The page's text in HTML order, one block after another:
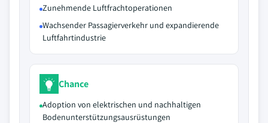
Zunehmende Luftfrachtoperationen
Wachsender Passagierverkehr und expandierende
Luftfahrtindustrie
Chance
Adoption von elektrischen und nachhaltigen
Bodenunterstützungsausrüstungen